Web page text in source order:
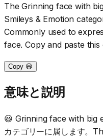
The Grinning face with
Smileys & Emotion
Commonly used to
face. Copy and paste
Copy 😃
意味と説明
😃 Grinning face with big
カテゴリーに属します。